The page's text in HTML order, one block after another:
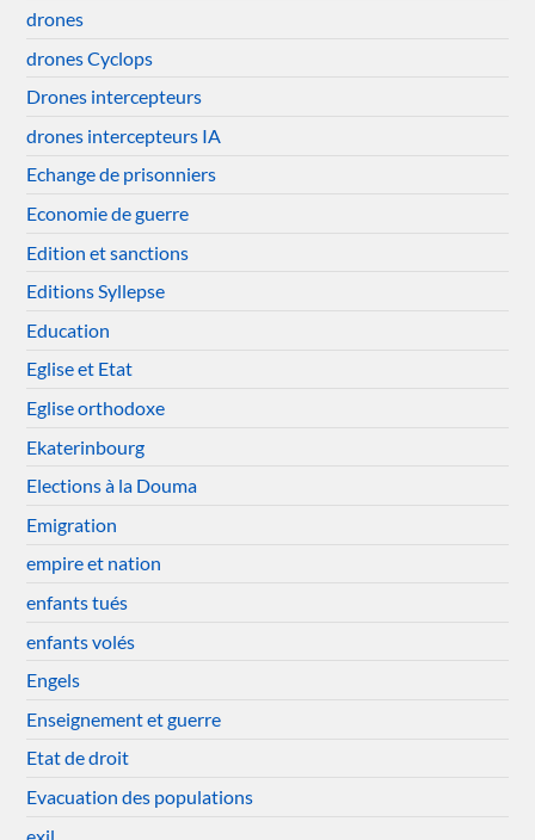
drones
drones Cyclops
Drones intercepteurs
drones intercepteurs IA
Echange de prisonniers
Economie de guerre
Edition et sanctions
Editions Syllepse
Education
Eglise et Etat
Eglise orthodoxe
Ekaterinbourg
Elections à la Douma
Emigration
empire et nation
enfants tués
enfants volés
Engels
Enseignement et guerre
Etat de droit
Evacuation des populations
exil